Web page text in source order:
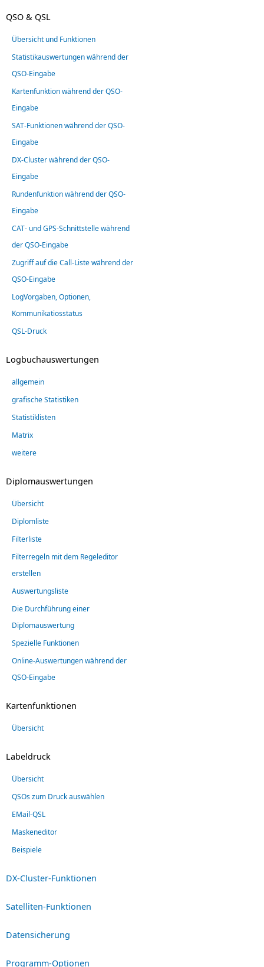
QSO & QSL
Übersicht und Funktionen
Statistikauswertungen während der
QSO-Eingabe
Kartenfunktion während der QSO-
Eingabe
SAT-Funktionen während der QSO-
Eingabe
DX-Cluster während der QSO-
Eingabe
Rundenfunktion während der QSO-
Eingabe
CAT- und GPS-Schnittstelle während
der QSO-Eingabe
Zugriff auf die Call-Liste während der
QSO-Eingabe
LogVorgaben, Optionen,
Kommunikatiosstatus
QSL-Druck
Logbuchauswertungen
allgemein
grafische Statistiken
Statistiklisten
Matrix
weitere
Diplomauswertungen
Übersicht
Diplomliste
Filterliste
Filterregeln mit dem Regeleditor
erstellen
Auswertungsliste
Die Durchführung einer
Diplomauswertung
Spezielle Funktionen
Online-Auswertungen während der
QSO-Eingabe
Kartenfunktionen
Übersicht
Labeldruck
Übersicht
QSOs zum Druck auswählen
EMail-QSL
Maskeneditor
Beispiele
DX-Cluster-Funktionen
Satelliten-Funktionen
Datensicherung
Programm-Optionen